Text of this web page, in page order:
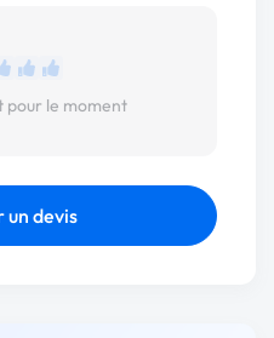
pour le moment
un devis